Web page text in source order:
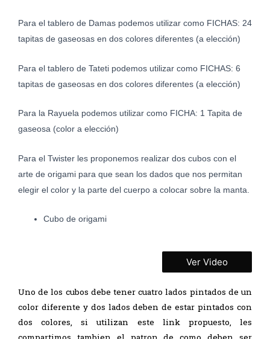
Para el tablero de Damas podemos utilizar como FICHAS: 24
tapitas de gaseosas en dos colores diferentes (a elección)
Para el tablero de Tateti podemos utilizar como FICHAS: 6
tapitas de gaseosas en dos colores diferentes (a elección)
Para la Rayuela podemos utilizar como FICHA: 1 Tapita de
gaseosa (color a elección)
Para el Twister les proponemos realizar dos cubos con el
arte de origami para que sean los dados que nos permitan
elegir el color y la parte del cuerpo a colocar sobre la manta.
Cubo de origami
Ver Video
Uno de los cubos debe tener cuatro lados pintados de un
color diferente y dos lados deben de estar pintados con
dos colores, si utilizan este link propuesto, les